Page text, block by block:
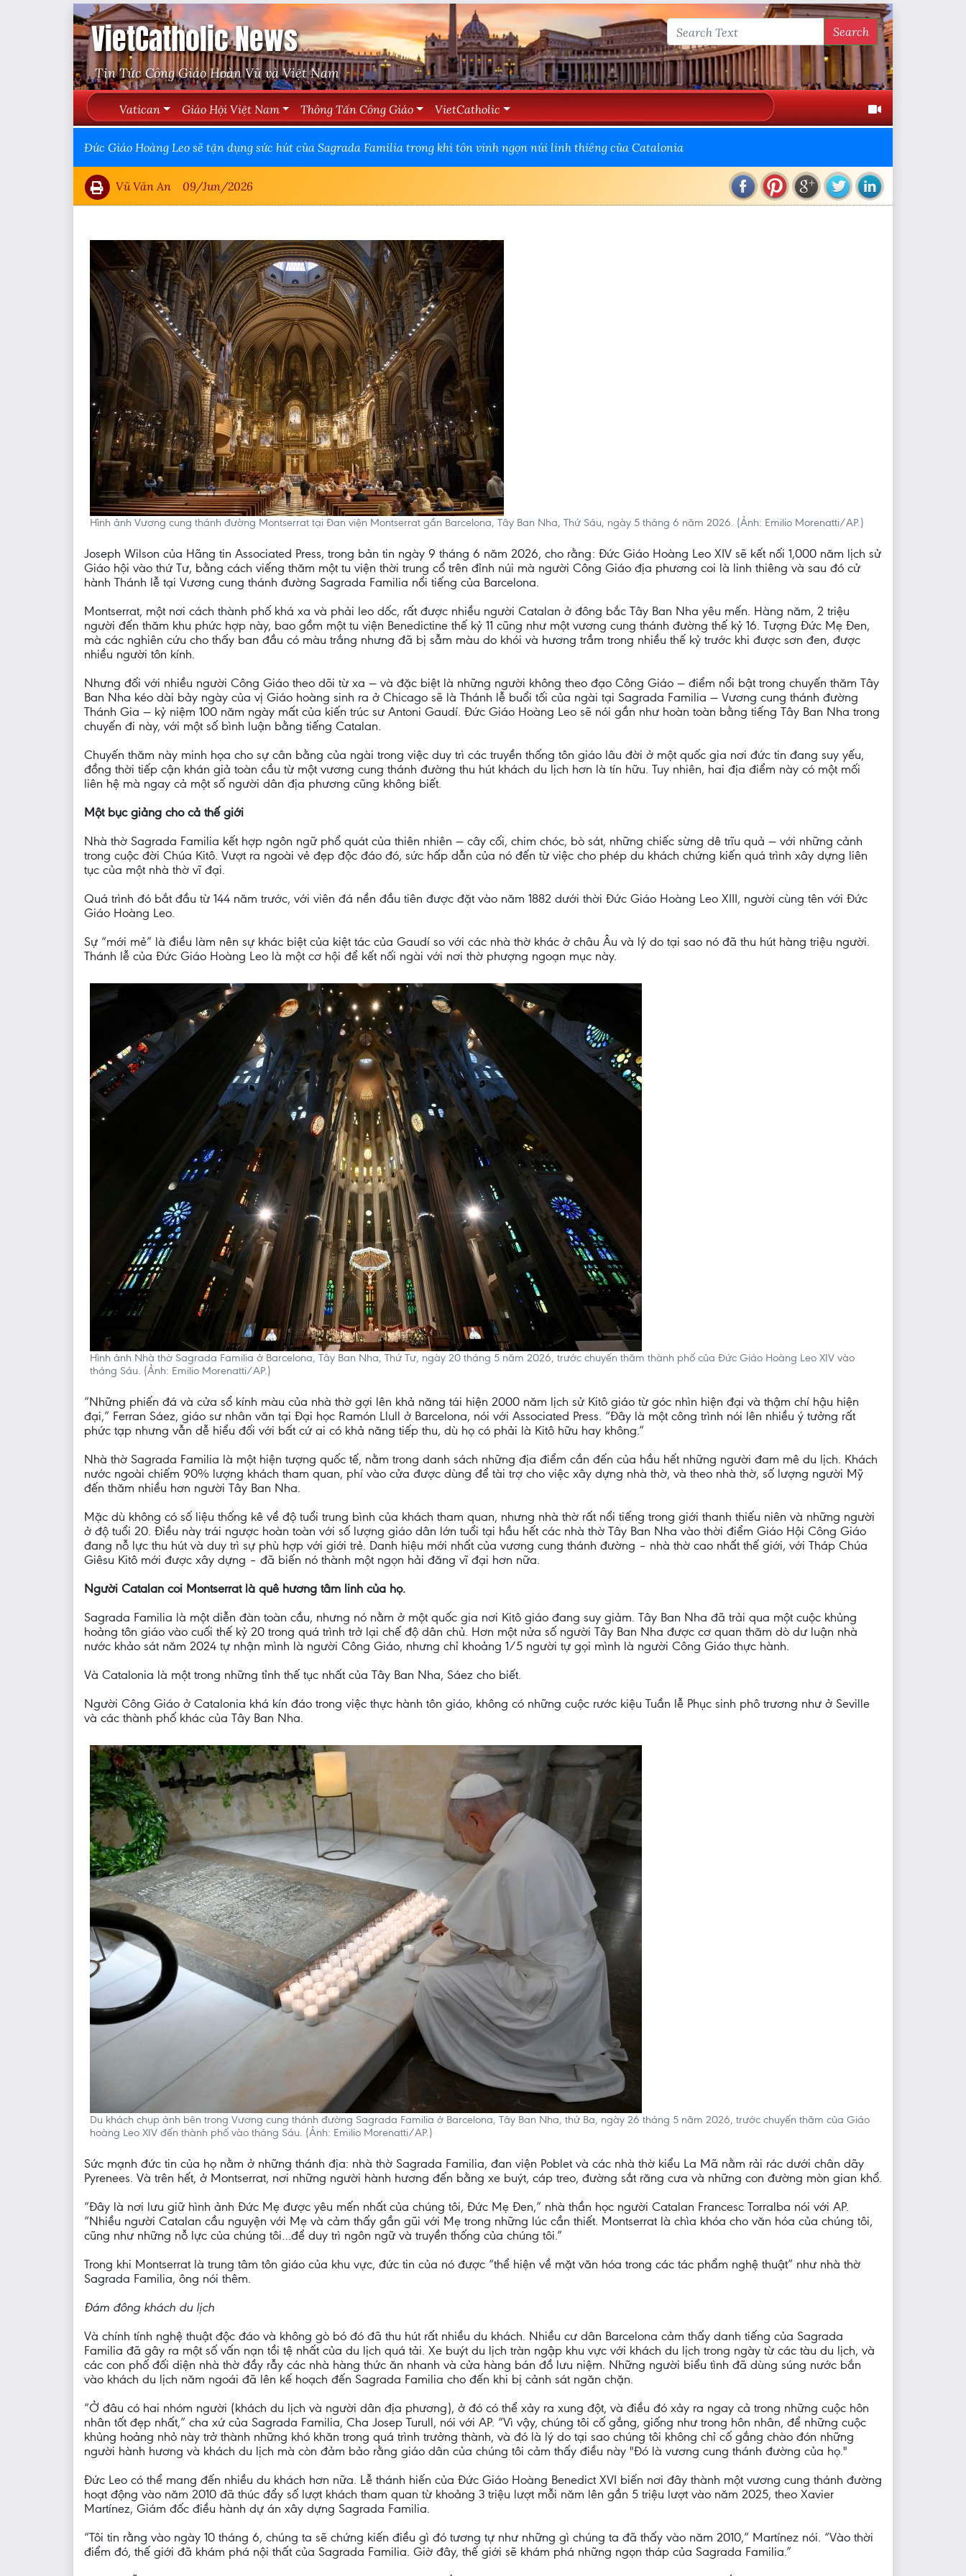
VietCatholic News
Tin Tức Công Giáo Hoàn Vũ và Việt Nam
Search
Vatican Giáo Hội Việt Nam Thông Tấn Công Giáo VietCatholic
Đức Giáo Hoàng Leo sẽ tận dụng sức hút của Sagrada Familia trong khi tôn vinh ngọn núi linh thiêng của Catalonia
Vũ Văn An 09/Jun/2026
Hình ảnh Vương cung thánh đường Montserrat tại Đan viện Montserrat gần Barcelona, Tây Ban Nha, Thứ Sáu, ngày 5 tháng 6 năm 2026. (Ảnh: Emilio Morenatti/AP.)
Joseph Wilson của Hãng tin Associated Press, trong bản tin ngày 9 tháng 6 năm 2026, cho rằng: Đức Giáo Hoàng Leo XIV sẽ kết nối 1,000 năm lịch sử
Giáo hội vào thứ Tư, bằng cách viếng thăm một tu viện thời trung cổ trên đỉnh núi mà người Công Giáo địa phương coi là linh thiêng và sau đó cử
hành Thánh lễ tại Vương cung thánh đường Sagrada Familia nổi tiếng của Barcelona.
Montserrat, một nơi cách thành phố khá xa và phải leo dốc, rất được nhiều người Catalan ở đông bắc Tây Ban Nha yêu mến. Hàng năm, 2 triệu
người đến thăm khu phức hợp này, bao gồm một tu viện Benedictine thế kỷ 11 cũng như một vương cung thánh đường thế kỷ 16. Tượng Đức Mẹ Đen,
mà các nghiên cứu cho thấy ban đầu có màu trắng nhưng đã bị sẫm màu do khói và hương trầm trong nhiều thế kỷ trước khi được sơn đen, được
nhiều người tôn kính.
Nhưng đối với nhiều người Công Giáo theo dõi từ xa — và đặc biệt là những người không theo đạo Công Giáo — điểm nổi bật trong chuyến thăm Tây
Ban Nha kéo dài bảy ngày của vị Giáo hoàng sinh ra ở Chicago sẽ là Thánh lễ buổi tối của ngài tại Sagrada Familia — Vương cung thánh đường
Thánh Gia — kỷ niệm 100 năm ngày mất của kiến trúc sư Antoni Gaudí. Đức Giáo Hoàng Leo sẽ nói gần như hoàn toàn bằng tiếng Tây Ban Nha trong
chuyến đi này, với một số bình luận bằng tiếng Catalan.
Chuyến thăm này minh họa cho sự cân bằng của ngài trong việc duy trì các truyền thống tôn giáo lâu đời ở một quốc gia nơi đức tin đang suy yếu,
đồng thời tiếp cận khán giả toàn cầu từ một vương cung thánh đường thu hút khách du lịch hơn là tín hữu. Tuy nhiên, hai địa điểm này có một mối
liên hệ mà ngay cả một số người dân địa phương cũng không biết.
Một bục giảng cho cả thế giới
Nhà thờ Sagrada Familia kết hợp ngôn ngữ phổ quát của thiên nhiên — cây cối, chim chóc, bò sát, những chiếc sừng dê trĩu quả — với những cảnh
trong cuộc đời Chúa Kitô. Vượt ra ngoài vẻ đẹp độc đáo đó, sức hấp dẫn của nó đến từ việc cho phép du khách chứng kiến quá trình xây dựng liên
tục của một nhà thờ vĩ đại.
Quá trình đó bắt đầu từ 144 năm trước, với viên đá nền đầu tiên được đặt vào năm 1882 dưới thời Đức Giáo Hoàng Leo XIII, người cùng tên với Đức
Giáo Hoàng Leo.
Sự “mới mẻ” là điều làm nên sự khác biệt của kiệt tác của Gaudí so với các nhà thờ khác ở châu Âu và lý do tại sao nó đã thu hút hàng triệu người.
Thánh lễ của Đức Giáo Hoàng Leo là một cơ hội để kết nối ngài với nơi thờ phượng ngoạn mục này.
Hình ảnh Nhà thờ Sagrada Familia ở Barcelona, Tây Ban Nha, Thứ Tư, ngày 20 tháng 5 năm 2026, trước chuyến thăm thành phố của Đức Giáo Hoàng Leo XIV vào
tháng Sáu. (Ảnh: Emilio Morenatti/AP.)
“Những phiến đá và cửa sổ kính màu của nhà thờ gợi lên khả năng tái hiện 2000 năm lịch sử Kitô giáo từ góc nhìn hiện đại và thậm chí hậu hiện
đại,” Ferran Sáez, giáo sư nhân văn tại Đại học Ramón Llull ở Barcelona, nói với Associated Press. “Đây là một công trình nói lên nhiều ý tưởng rất
phức tạp nhưng vẫn dễ hiểu đối với bất cứ ai có khả năng tiếp thu, dù họ có phải là Kitô hữu hay không.”
Nhà thờ Sagrada Familia là một hiện tượng quốc tế, nằm trong danh sách những địa điểm cần đến của hầu hết những người đam mê du lịch. Khách
nước ngoài chiếm 90% lượng khách tham quan, phí vào cửa được dùng để tài trợ cho việc xây dựng nhà thờ, và theo nhà thờ, số lượng người Mỹ
đến thăm nhiều hơn người Tây Ban Nha.
Mặc dù không có số liệu thống kê về độ tuổi trung bình của khách tham quan, nhưng nhà thờ rất nổi tiếng trong giới thanh thiếu niên và những người
ở độ tuổi 20. Điều này trái ngược hoàn toàn với số lượng giáo dân lớn tuổi tại hầu hết các nhà thờ Tây Ban Nha vào thời điểm Giáo Hội Công Giáo
đang nỗ lực thu hút và duy trì sự phù hợp với giới trẻ. Danh hiệu mới nhất của vương cung thánh đường – nhà thờ cao nhất thế giới, với Tháp Chúa
Giêsu Kitô mới được xây dựng – đã biến nó thành một ngọn hải đăng vĩ đại hơn nữa.
Người Catalan coi Montserrat là quê hương tâm linh của họ.
Sagrada Familia là một diễn đàn toàn cầu, nhưng nó nằm ở một quốc gia nơi Kitô giáo đang suy giảm. Tây Ban Nha đã trải qua một cuộc khủng
hoảng tôn giáo vào cuối thế kỷ 20 trong quá trình trở lại chế độ dân chủ. Hơn một nửa số người Tây Ban Nha được cơ quan thăm dò dư luận nhà
nước khảo sát năm 2024 tự nhận mình là người Công Giáo, nhưng chỉ khoảng 1/5 người tự gọi mình là người Công Giáo thực hành.
Và Catalonia là một trong những tỉnh thế tục nhất của Tây Ban Nha, Sáez cho biết.
Người Công Giáo ở Catalonia khá kín đáo trong việc thực hành tôn giáo, không có những cuộc rước kiệu Tuần lễ Phục sinh phô trương như ở Seville
và các thành phố khác của Tây Ban Nha.
Du khách chụp ảnh bên trong Vương cung thánh đường Sagrada Familia ở Barcelona, Tây Ban Nha, thứ Ba, ngày 26 tháng 5 năm 2026, trước chuyến thăm của Giáo
hoàng Leo XIV đến thành phố vào tháng Sáu. (Ảnh: Emilio Morenatti/AP.)
Sức mạnh đức tin của họ nằm ở những thánh địa: nhà thờ Sagrada Familia, đan viện Poblet và các nhà thờ kiểu La Mã nằm rải rác dưới chân dãy
Pyrenees. Và trên hết, ở Montserrat, nơi những người hành hương đến bằng xe buýt, cáp treo, đường sắt răng cưa và những con đường mòn gian khổ.
“Đây là nơi lưu giữ hình ảnh Đức Mẹ được yêu mến nhất của chúng tôi, Đức Mẹ Đen,” nhà thần học người Catalan Francesc Torralba nói với AP.
“Nhiều người Catalan cầu nguyện với Mẹ và cảm thấy gần gũi với Mẹ trong những lúc cần thiết. Montserrat là chìa khóa cho văn hóa của chúng tôi,
cũng như những nỗ lực của chúng tôi…để duy trì ngôn ngữ và truyền thống của chúng tôi.”
Trong khi Montserrat là trung tâm tôn giáo của khu vực, đức tin của nó được “thể hiện về mặt văn hóa trong các tác phẩm nghệ thuật” như nhà thờ
Sagrada Familia, ông nói thêm.
Đám đông khách du lịch
Và chính tính nghệ thuật độc đáo và không gò bó đó đã thu hút rất nhiều du khách. Nhiều cư dân Barcelona cảm thấy danh tiếng của Sagrada
Familia đã gây ra một số vấn nạn tồi tệ nhất của du lịch quá tải. Xe buýt du lịch tràn ngập khu vực với khách du lịch trong ngày từ các tàu du lịch, và
các con phố đối diện nhà thờ đầy rẫy các nhà hàng thức ăn nhanh và cửa hàng bán đồ lưu niệm. Những người biểu tình đã dùng súng nước bắn
vào khách du lịch năm ngoái đã lên kế hoạch đến Sagrada Familia cho đến khi bị cảnh sát ngăn chặn.
“Ở đâu có hai nhóm người (khách du lịch và người dân địa phương), ở đó có thể xảy ra xung đột, và điều đó xảy ra ngay cả trong những cuộc hôn
nhân tốt đẹp nhất,” cha xứ của Sagrada Familia, Cha Josep Turull, nói với AP. “Vì vậy, chúng tôi cố gắng, giống như trong hôn nhân, để những cuộc
khủng hoảng nhỏ này trở thành những khó khăn trong quá trình trưởng thành, và đó là lý do tại sao chúng tôi không chỉ cố gắng chào đón những
người hành hương và khách du lịch mà còn đảm bảo rằng giáo dân của chúng tôi cảm thấy điều này "Đó là vương cung thánh đường của họ."
Đức Leo có thể mang đến nhiều du khách hơn nữa. Lễ thánh hiến của Đức Giáo Hoàng Benedict XVI biến nơi đây thành một vương cung thánh đường
hoạt động vào năm 2010 đã thúc đẩy số lượt khách tham quan từ khoảng 3 triệu lượt mỗi năm lên gần 5 triệu lượt vào năm 2025, theo Xavier
Martínez, Giám đốc điều hành dự án xây dựng Sagrada Familia.
“Tôi tin rằng vào ngày 10 tháng 6, chúng ta sẽ chứng kiến điều gì đó tương tự như những gì chúng ta đã thấy vào năm 2010,” Martínez nói. “Vào thời
điểm đó, thế giới đã khám phá nội thất của Sagrada Familia. Giờ đây, thế giới sẽ khám phá những ngọn tháp của Sagrada Familia.”